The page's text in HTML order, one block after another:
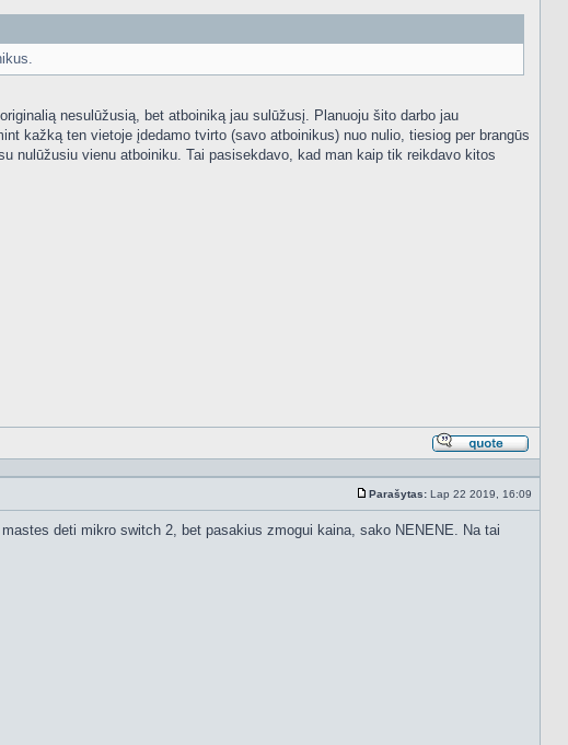
nesulūžusią, bet atboiniką jau sulūžusį. Planuoju šito darbo jau
kažką ten vietoje įdedamo tvirto (savo atboinikus) nuo nulio, tiesiog per brangūs
nulūžusiu vienu atboiniku. Tai pasisekdavo, kad man kaip tik reikdavo kitos
Atsakyti
Standartinė
Parašytas: Lap 22 2019, 16:09
deti mikro switch 2, bet pasakius zmogui kaina, sako NENENE. Na tai